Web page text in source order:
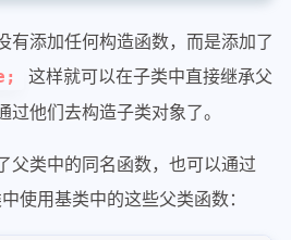
有添加任何构造函数，而是添加了
这样就可以在子类中直接继承父
他们去构造子类对象了。
父类中的同名函数，也可以通过
使用基类中的这些父类函数：